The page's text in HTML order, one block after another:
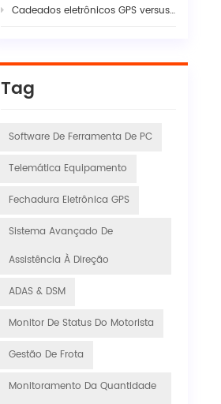
Cadeados eletrônicos GPS versus lacres tradicionais: Visibilidade da engenharia na segurança moderna de cargas
Tag
Software De Ferramenta De PC
Telemática Equipamento
Fechadura Eletrônica GPS
Sistema Avançado De
Assistência À Direção
ADAS & DSM
Monitor De Status Do Motorista
Gestão De Frota
Monitoramento Da Quantidade